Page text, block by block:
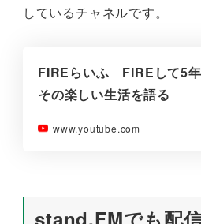
しているチャネルです。
FIREらいふ FIREして5
その楽しい生活を語る
www.youtube.com
stand.FMでも配